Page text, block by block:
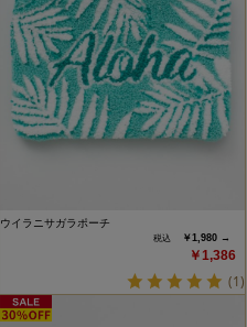
ウイラニサガラポーチ
￥1,980 →
￥1,386
(1)